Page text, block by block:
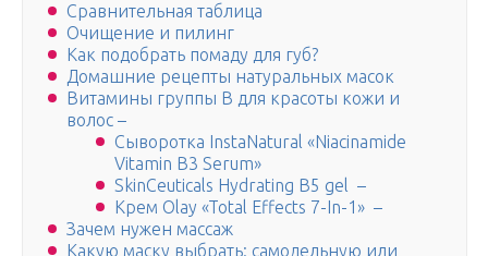
Сравнительная таблица
Очищение и пилинг
Как подобрать помаду для губ?
Домашние рецепты натуральных масок
Витамины группы B для красоты кожи и
волос –
Сыворотка InstaNatural «Niacinamide
Vitamin B3 Serum»
SkinCeuticals Hydrating B5 gel –
Крем Olay «Total Effects 7-In-1» –
Зачем нужен массаж
Какую маску выбрать: самодельную или